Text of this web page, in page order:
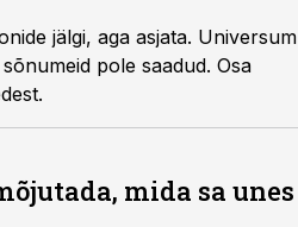
jälgi, aga asjata. Universum
pole saadud. Osa
mida sa unes